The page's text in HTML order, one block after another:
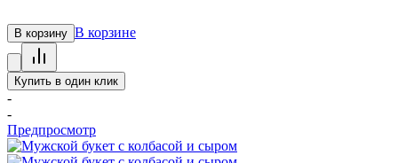
В корзину В корзине
Купить в один клик
-
-
Предпросмотр